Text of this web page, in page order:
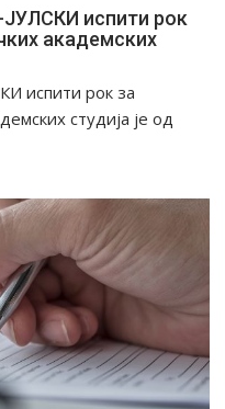
испити рок
академских
испити рок за
студија је од